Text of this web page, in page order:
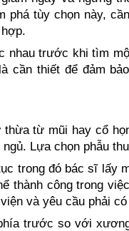
tùy chọn này,
nhau trước khi tìm
cần thiết để đảm
từ mũi hay cổ
Lựa chọn phẫu
trong đó bác sĩ lấy
thành công trong
và yêu cầu phải
trước so với